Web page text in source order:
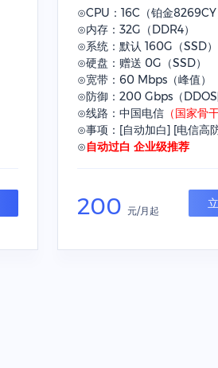
⊙CPU：16C（铂金8269CY
⊙内存：32G（DDR4）
⊙系统：默认 160G（SSD）
⊙硬盘：赠送 0G（SSD）
⊙宽带：60 Mbps（峰值）
⊙防御：200 Gbps（DDOS
⊙线路：中国电信（国家骨干
⊙事项：[自动加白] [电信高
⊙自动过白 企业级推荐
200 元/月起